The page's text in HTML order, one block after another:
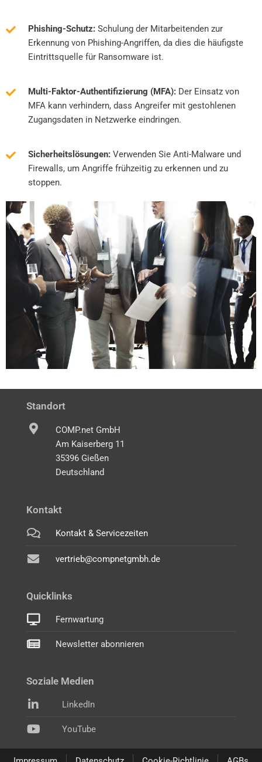
Phishing-Schutz:Schulung der Mitarbeitenden zur
Erkennung von Phishing-Angriffen, da dies die häufigste
Eintrittsquelle für Ransomware ist.
Multi-Faktor-Authentifizierung (MFA): Der Einsatz von
MFA kann verhindern, dass Angreifer mit gestohlenen
Zugangsdaten in Netzwerke eindringen.
Sicherheitslösungen:Verwenden Sie Anti-Malware und
Firewalls, um Angriffe frühzeitig zu erkennen und zu
stoppen.
Standort
COMP.net GmbH
Am Kaiserberg 11
35396 Gießen
Deutschland
Kontakt
Kontakt & Servicezeiten
vertrieb@compnetgmbh.de
Quicklinks
Fernwartung
Newsletter abonnieren
Soziale Medien
LinkedIn
YouTube